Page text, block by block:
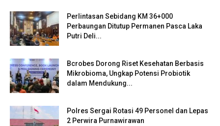
Perlintasan Sebidang KM 36+000
Perbaungan Ditutup Permanen Pasca Laka
Putri Deli...
Bcrobes Dorong Riset Kesehatan Berbasis
Mikrobioma, Ungkap Potensi Probiotik
dalam Mendukung...
Polres Sergai Rotasi 49 Personel dan Lepas
2 Perwira Purnawirawan